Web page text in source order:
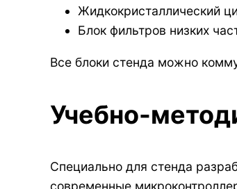
Жидкокристаллический
Блок фильтров низких
Все блоки стенда можно
Учебно-
Специально для стенда
современные